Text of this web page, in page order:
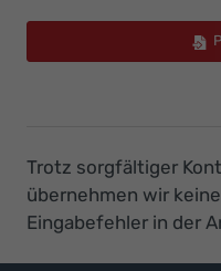
Trotz sorgfältiger
übernehmen wir
Eingabefehler in der